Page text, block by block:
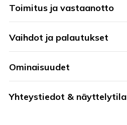
Toimitus ja vastaanotto
Vaihdot ja palautukset
Ominaisuudet
Yhteystiedot & näyttelytila